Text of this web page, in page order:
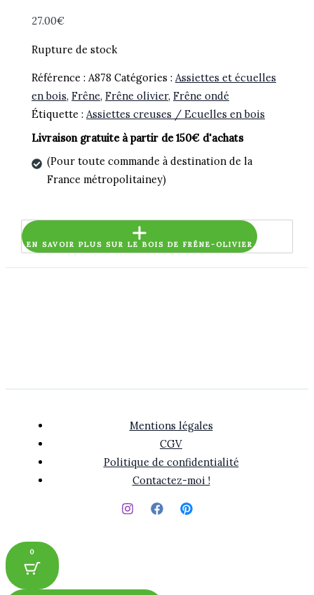
27.00€
Rupture de stock
Référence :A878 Catégories :Assiettes et écuelles
en bois,Frêne,Frêne olivier,Frêne ondé
Étiquette :Assiettes creuses / Ecuelles en bois
Livraison gratuite à partir de 150€ d'achats
(Pour toute commande à destination de la
France métropolitainey)
EN SAVOIR PLUS SUR LE BOIS DE FRÊNE-OLIVIER
Mentions légales
CGV
Politique de confidentialité
Contactez-moi !
0